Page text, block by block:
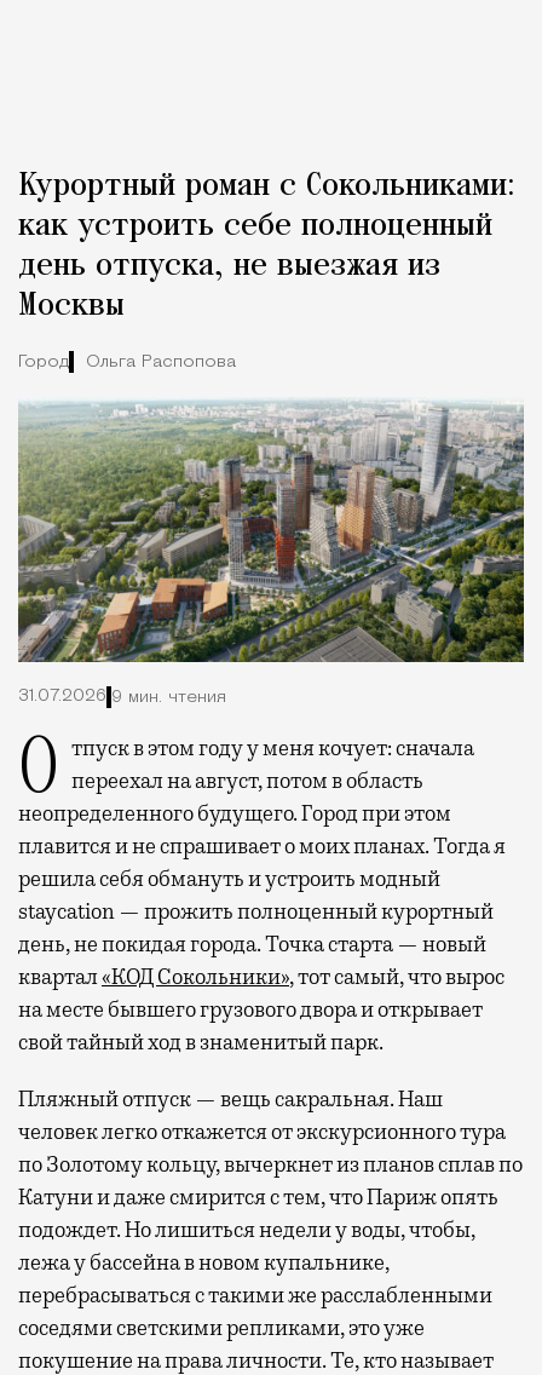
Курортный роман с Сокольниками:
как устроить себе полноценный
день отпуска, не выезжая из
Москвы
Город Ольга Распопова
31.07.2026 9 мин. чтения
Отпуск в этом году у меня кочует: сначала переехал на август, потом в область
неопределенного будущего. Город при этом
плавится и не спрашивает о моих планах. Тогда я
решила себя обмануть и устроить модный
staycation — прожить полноценный курортный
день, не покидая города. Точка старта — новый
квартал«КОД Сокольники», тот самый, что вырос
на месте бывшего грузового двора и открывает
свой тайный ход в знаменитый парк.
Пляжный отпуск — вещь сакральная. Наш
человек легко откажется от экскурсионного тура
по Золотому кольцу, вычеркнет из планов сплав по
Катуни и даже смирится с тем, что Париж опять
подождет. Но лишиться недели у воды, чтобы,
лежа у бассейна в новом купальнике,
перебрасываться с такими же расслабленными
соседями светскими репликами, это уже
покушение на права личности. Те, кто называет